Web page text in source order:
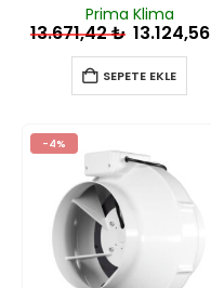
Prima Klima
13.671,42₺ 13.124,56
SEPETE EKLE
-4%